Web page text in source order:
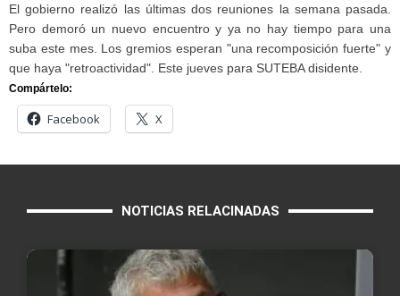
El gobierno realizó las últimas dos reuniones la semana pasada.
Pero demoró un nuevo encuentro y ya no hay tiempo para una
suba este mes. Los gremios esperan "una recomposición fuerte" y
que haya "retroactividad". Este jueves para SUTEBA disidente.
Compártelo:
Facebook X
NOTICIAS RELACINADAS